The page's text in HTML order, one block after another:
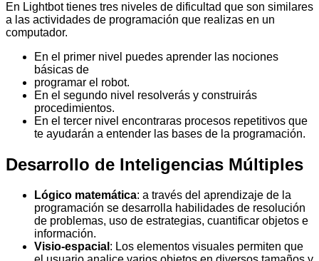
En Lightbot tienes tres niveles de dificultad que son similares
a las actividades de programación que realizas en un
computador.
En el primer nivel puedes aprender las nociones
básicas de
programar el robot.
En el segundo nivel resolverás y construirás
procedimientos.
En el tercer nivel encontraras procesos repetitivos que
te ayudarán a entender las bases de la programación.
Desarrollo de Inteligencias Múltiples
Lógico matemática: a través del aprendizaje de la
programación se desarrolla habilidades de resolución
de problemas, uso de estrategias, cuantificar objetos e
información.
Visio-espacial : Los elementos visuales permiten que